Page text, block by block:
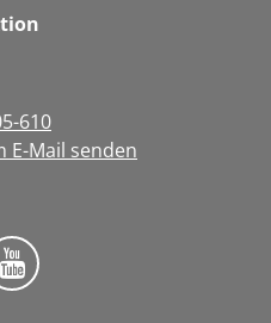
610
E-Mail senden
auf Instragram
Trier auf Facebook
Bistum Trier auf